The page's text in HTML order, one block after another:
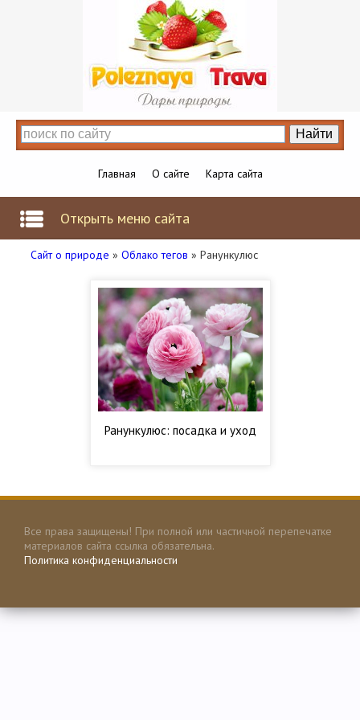
Главная О сайте Карта сайта
Открыть меню сайта
Сайт о природе » Облако тегов » Ранункулюс
Ранункулюс: посадка и уход
Все права защищены! При полной или частичной перепечатке
материалов сайта ссылка обязательна.
Политика конфиденциальности